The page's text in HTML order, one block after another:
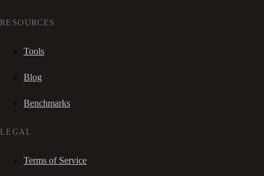
RESOURCES
Tools
Blog
Benchmarks
LEGAL
Terms of Service